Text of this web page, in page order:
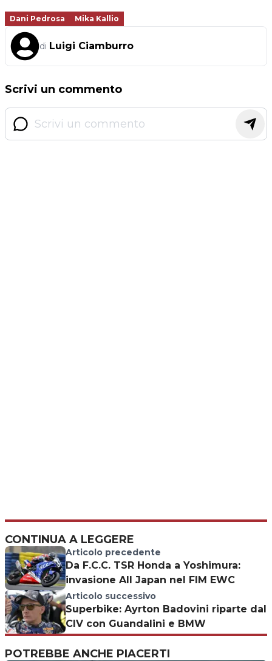
Dani Pedrosa Mika Kallio
di Luigi Ciamburro
Scrivi un commento
CONTINUA A LEGGERE
Articolo precedente
Da F.C.C. TSR Honda a Yoshimura:
invasione All Japan nel FIM EWC
Articolo successivo
Superbike: Ayrton Badovini riparte dal
CIV con Guandalini e BMW
POTREBBE ANCHE PIACERTI